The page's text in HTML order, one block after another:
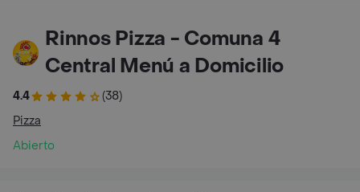
Rinnos Pizza - Comuna 4
Central Menú a Domicilio
4.4
(38)
Pizza
Abierto